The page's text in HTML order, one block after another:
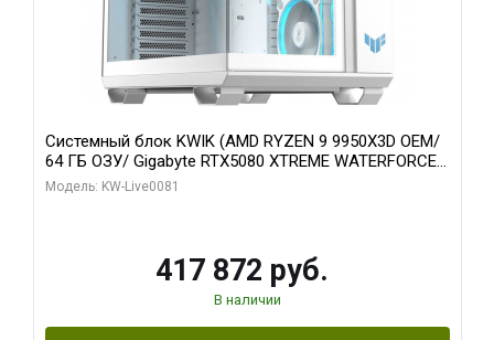
Системный блок KWIK (AMD RYZEN 9 9950X3D OEM/
64 ГБ ОЗУ/ Gigabyte RTX5080 XTREME WATERFORCE
16GB GDDR7 256bit/ 1 ТБ SSD)
Модель: KW-Live0081
417 872 руб.
В наличии